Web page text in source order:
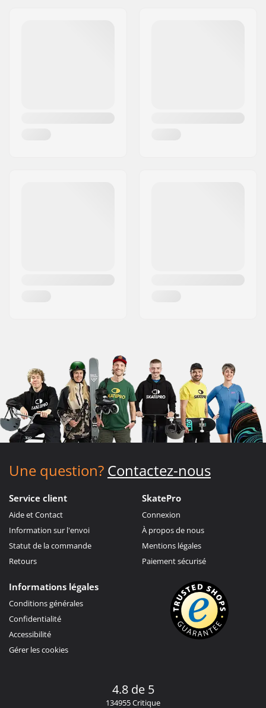
Une question? Contactez-nous
Service client
Aide et Contact
Information sur l'envoi
Statut de la commande
Retours
SkatePro
Connexion
À propos de nous
Mentions légales
Paiement sécurisé
Informations légales
Conditions générales
Confidentialité
Accessibilité
Gérer les cookies
4.8 de 5
134955 Critique